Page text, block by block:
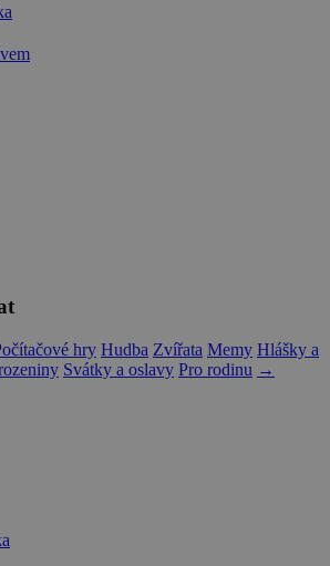
hry Hudba Zvířata Memy Hlášky a
Svátky a oslavy Pro rodinu →